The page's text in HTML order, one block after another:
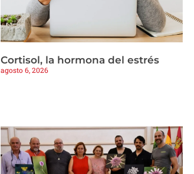
Cortisol, la hormona del estrés
agosto 6, 2026